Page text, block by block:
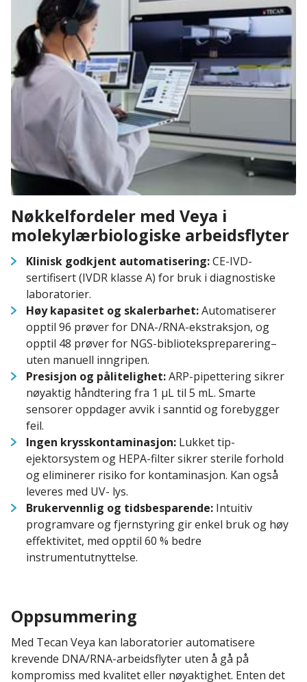
Nøkkelfordeler med Veya i
molekylærbiologiske arbeidsflyter
Klinisk godkjent automatisering:CE-IVD-
sertifisert (IVDR klasse A) for bruk i diagnostiske
laboratorier.
Høy kapasitet og skalerbarhet:Automatiserer
opptil 96 prøver for DNA-/RNA-ekstraksjon, og
opptil 48 prøver for NGS-bibliotekspreparering–
uten manuell inngripen.
Presisjon og pålitelighet:ARP-pipettering sikrer
nøyaktig håndtering fra 1 µL til 5 mL. Smarte
sensorer oppdager avvik i sanntid og forebygger
feil.
Ingen krysskontaminasjon: Lukket tip-
ejektorsystem og HEPA-filter sikrer sterile forhold
og eliminerer risiko for kontaminasjon. Kan også
leveres med UV- lys.
Brukervennlig og tidsbesparende: Intuitiv
programvare og fjernstyring gir enkel bruk og høy
effektivitet, med opptil 60 % bedre
instrumentutnyttelse.
Oppsummering
Med Tecan Veya kan laboratorier automatisere
krevende DNA/RNA-arbeidsflyter uten å gå på
kompromiss med kvalitet eller nøyaktighet. Enten det